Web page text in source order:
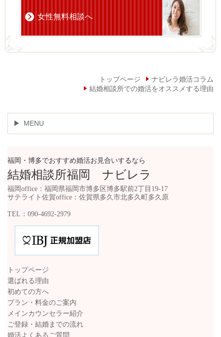
女性無料相談へ
トップページ
ナビレラ婚活コラム
結婚相談所での婚活をオススメする理由
MENU
福岡・博多でおすすめ婚活お見合いするなら
結婚相談所福岡 ナビレラ
福岡office：福岡県福岡市博多区博多駅前2丁目19-17
サテライト佐賀office：佐賀県多久市北多久町多久原
TEL：090-4692-2979
トップページ
選ばれる理由
初めての方へ
プラン・料金のご案内
メインカウンセラー紹介
ご登録・結婚までの流れ
婚活よくあるご質問